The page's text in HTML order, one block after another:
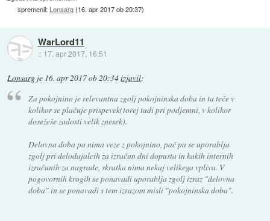
spremenil: Lonsarg(16. apr 2017 ob 20:37)
WarLord11
:: 17. apr 2017, 16:51
Lonsarg je 16. apr 2017 ob 20:34izjavil:
Za pokojnino je relevantna zgolj pokojninska doba in ta teče v
kolikor se plačuje prispevek(torej tudi pri podjemni, v kolikor
dosežeše zadosti velik znesek).
Delovna doba pa nima veze z pokojnino, pač pa se uporablja
zgolj pri delodajalcih za izračun dni dopusta in kakih internih
izračunih za nagrade, skratka nima nekaj velikega vpliva. V
pogovornih krogih se ponavadi uporablja zgolj izraz "delovna
doba" in se ponavadi s tem izrazom misli "pokojninska doba".